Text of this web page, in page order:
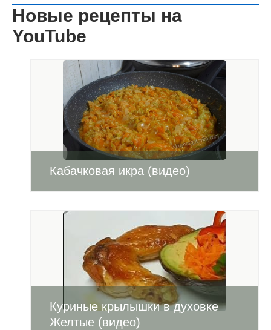
Новые рецепты на
YouTube
Кабачковая икра (видео)
Куриные крылышки в духовке
Желтые (видео)